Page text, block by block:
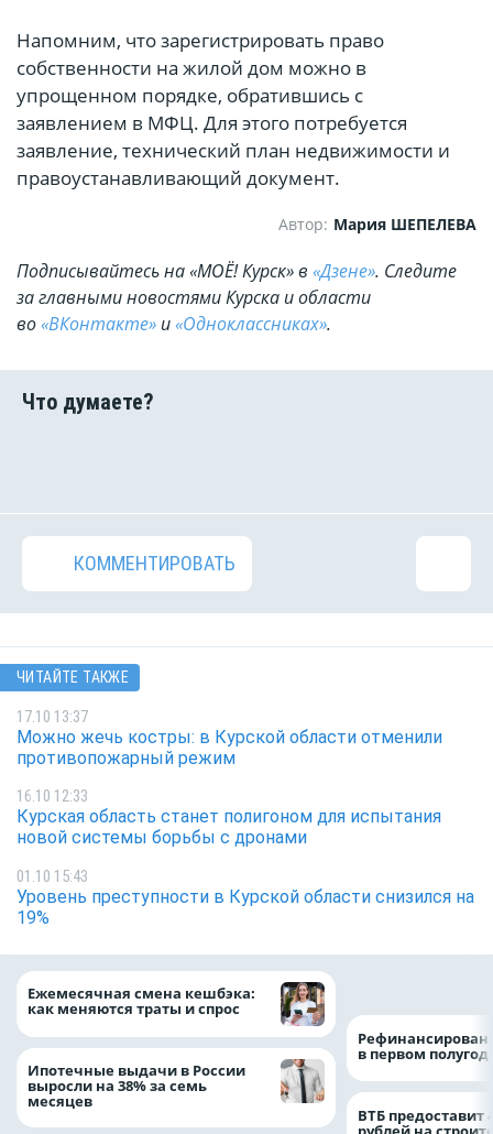
Напомним, что зарегистрировать право
собственности на жилой дом можно в
упрощенном порядке, обратившись с
заявлением в МФЦ. Для этого потребуется
заявление, технический план недвижимости и
правоустанавливающий документ.
Автор: Мария ШЕПЕЛЕВА
Подписывайтесь на «МОЁ! Курск» в «Дзене». Cледите
за главными новостями Курска и области
во«ВКонтакте» и«Одноклассниках».
КОММЕНТИРОВАТЬ
ЧИТАЙТЕ ТАКЖЕ
17.10 13:37
Можно жечь костры: в Курской области отменили
противопожарный режим
16.10 12:33
Курская область станет полигоном для испытания
новой системы борьбы с дронами
01.10 15:43
Уровень преступности в Курской области снизился на
19%
Ежемесячная смена кешбэка:
как меняются траты и спрос
Ипотечные выдачи в России
выросли на 38% за семь
месяцев
в первом
ВТБ предоставит